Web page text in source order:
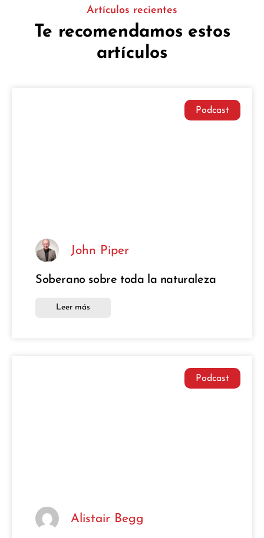
Artículos recientes
Te recomendamos estos
artículos
Podcast
John Piper
Soberano sobre toda la naturaleza
Leer más
Podcast
Alistair Begg